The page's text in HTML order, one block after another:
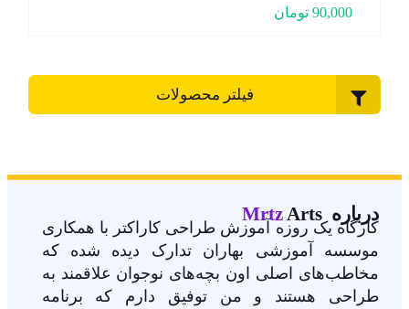
90,000 تومان
فیلتر محصولات
درباره Arts Mrtz
کارگاه یک روزه آموزش طراحی کاراکتر با همکاری
موسسه آموزشی بهاران تدارک دیده شده که
مخاطب‌های اصلی اون بچه‌های نوجوان علاقمند به
طراحی هستند و من توفیق دارم که برنامه